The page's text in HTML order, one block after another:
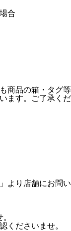
合
商品の箱・タグ
ます。ご了承く
より店舗にお問
くださいませ。